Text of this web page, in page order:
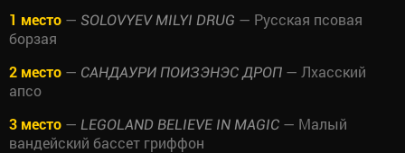
1 место — SOLOVYEV MILYI DRUG — Русская псовая
борзая
2 место — САНДАУРИ ПОИЗЭНЭС ДРОП — Лхасский
апсо
3 место — LEGOLAND BELIEVE IN MAGIC — Малый
вандейский бассет гриффон